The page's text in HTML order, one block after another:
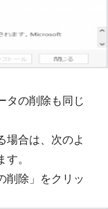
タの削除も同じ
場合は、次のよ
。
削除」をクリッ